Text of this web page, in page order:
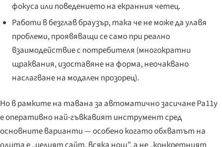
фокуса или поведението на екранния четец.
Работи в безглав браузър, така че не може да улавя
проблеми, проявяващи се само при реално
взаимодействие с потребителя (многократни
щраквания, изоставяне на форма, неочаквано
наслагване на модален прозорец).
Но в рамките на тавана за автоматично засичане Pa11y
е оперативно най-гъвкавият инструмент сред
основните варианти — особено когато обхватът на